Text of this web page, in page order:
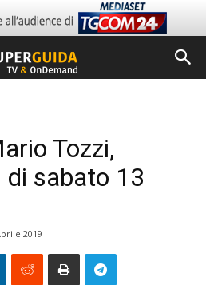
Tozzi,
sabato 13
2019